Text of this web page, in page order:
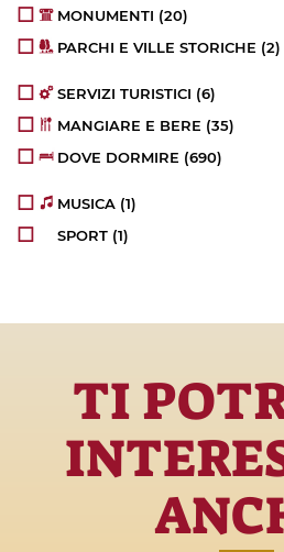
MONUMENTI (20)
PARCHI E VILLE STORICHE (2)
SERVIZI TURISTICI (6)
MANGIARE E BERE (35)
DOVE DORMIRE (690)
MUSICA (1)
SPORT (1)
TI